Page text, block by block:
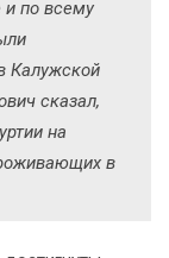
и по всему
Калужской
сказал,
на
в